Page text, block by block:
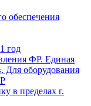
обеспечения
год
ФР. Единая
Для оборудования
в пределах г.